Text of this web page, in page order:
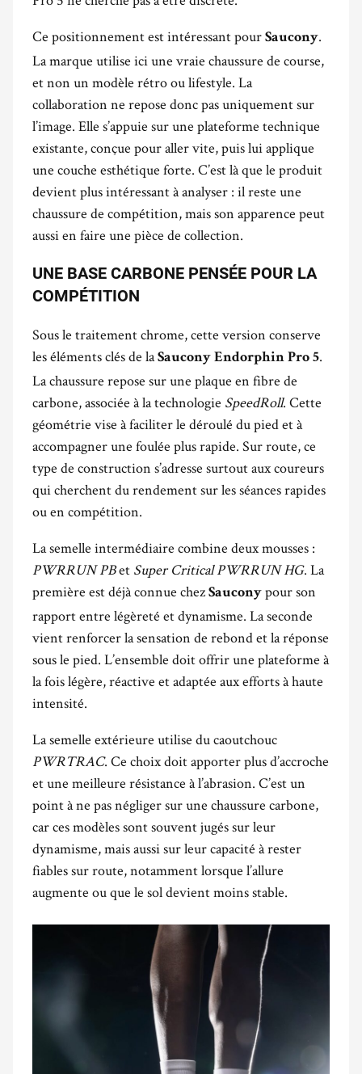
Ce positionnement est intéressant pour Saucony.
La marque utilise ici une vraie chaussure de course,
et non un modèle rétro ou lifestyle. La
collaboration ne repose donc pas uniquement sur
l’image. Elle s’appuie sur une plateforme technique
existante, conçue pour aller vite, puis lui applique
une couche esthétique forte. C’est là que le produit
devient plus intéressant à analyser : il reste une
chaussure de compétition, mais son apparence peut
aussi en faire une pièce de collection.
UNE BASE CARBONE PENSÉE POUR LA
COMPÉTITION
Sous le traitement chrome, cette version conserve
les éléments clés de laSaucony Endorphin Pro 5.
La chaussure repose sur une plaque en fibre de
carbone, associée à la technologie SpeedRoll. Cette
géométrie vise à faciliter le déroulé du pied et à
accompagner une foulée plus rapide. Sur route, ce
type de construction s’adresse surtout aux coureurs
qui cherchent du rendement sur les séances rapides
ou en compétition.
La semelle intermédiaire combine deux mousses :
PWRRUN PBet Super Critical PWRRUN HG. La
première est déjà connue chez Saucony pour son
rapport entre légèreté et dynamisme. La seconde
vient renforcer la sensation de rebond et la réponse
sous le pied. L’ensemble doit offrir une plateforme à
la fois légère, réactive et adaptée aux efforts à haute
intensité.
La semelle extérieure utilise du caoutchouc
PWRTRAC. Ce choix doit apporter plus d’accroche
et une meilleure résistance à l’abrasion. C’est un
point à ne pas négliger sur une chaussure carbone,
car ces modèles sont souvent jugés sur leur
dynamisme, mais aussi sur leur capacité à rester
fiables sur route, notamment lorsque l’allure
augmente ou que le sol devient moins stable.